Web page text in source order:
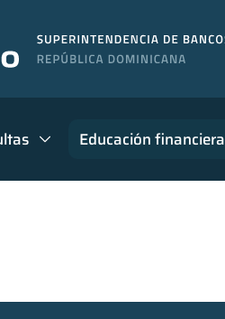
Educación financiera